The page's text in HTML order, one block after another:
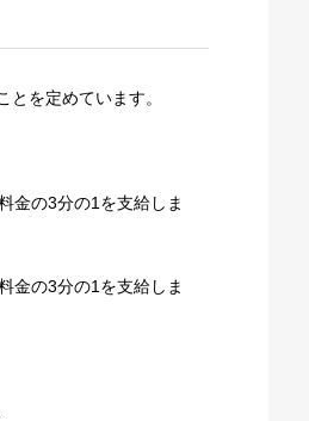
を定めています。
金の3分の1を支給しま
金の3分の1を支給しま